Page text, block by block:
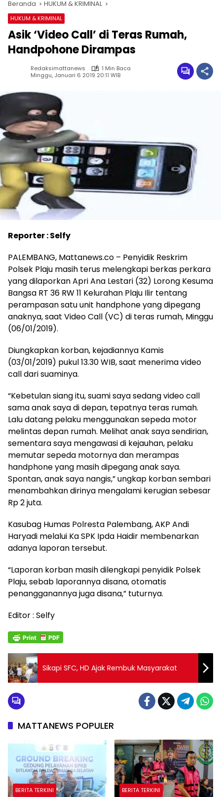
Beranda HUKUM & KRIMINAL
HUKUM & KRIMINAL
Asik ‘Video Call’ di Teras Rumah,
Handpohone Dirampas
Redaksimattanews
1 Min Baca
Minggu, Januari 6 2019 20:11 WIB
Reporter : Selfy
PALEMBANG, Mattanews.co – Penyidik Reskrim
Polsek Plaju masih terus melengkapi berkas perkara
yang dilaporkan Apri Ana Lestari (32) Lorong Kesuma
Bangsa RT 36 RW 11 Kelurahan Plaju Ilir tentang
perampasan satu unit handphone yang dipegang
anaknya, saat Video Call (VC) di teras rumah, Minggu
(06/01/2019).
Diungkapkan korban, kejadiannya Kamis
(03/01/2019) pukul 13.30 WIB, saat menerima video
call dari suaminya.
“Kebetulan siang itu, suami saya sedang video call
sama anak saya di depan, tepatnya teras rumah.
Lalu datang pelaku menggunakan sepeda motor
melintas depan rumah. Melihat anak saya sendirian,
sementara saya mengawasi di kejauhan, pelaku
memutar sepeda motornya dan merampas
handphone yang masih dipegang anak saya.
Spontan, anak saya nangis,” ungkap korban sembari
menambahkan dirinya mengalami kerugian sebesar
Rp 2 juta.
Kasubag Humas Polresta Palembang, AKP Andi
Haryadi melalui Ka SPK Ipda Haidir membenarkan
adanya laporan tersebut.
“Laporan korban masih dilengkapi penyidik Polsek
Plaju, sebab laporannya disana, otomatis
penangganannya juga disana,” tuturnya.
Editor : Selfy
Sikapi SFC, HD Ajak Rembuk Masyarakat
MATTANEWS POPULER
BERITA TERKINI BERITA TERKINI